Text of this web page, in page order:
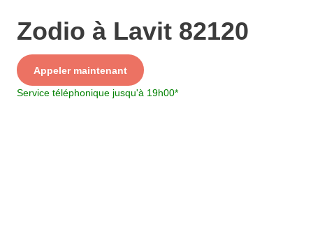
Zodio à Lavit 82120
Appeler maintenant
Service
+ prix appel
Service téléphonique jusqu'à 19h00*